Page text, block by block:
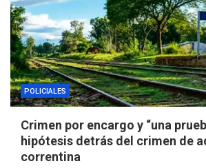
POLICIALES
Crimen por encargo y “una
hipótesis detrás del crimen de
correntina